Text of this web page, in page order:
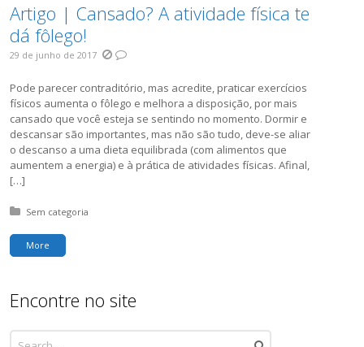
Artigo | Cansado? A atividade física te
dá fôlego!
29 de junho de 2017
Pode parecer contraditório, mas acredite, praticar exercícios
físicos aumenta o fôlego e melhora a disposição, por mais
cansado que você esteja se sentindo no momento. Dormir e
descansar são importantes, mas não são tudo, deve-se aliar
o descanso a uma dieta equilibrada (com alimentos que
aumentem a energia) e à prática de atividades físicas. Afinal,
[…]
Posted in:
Sem categoria
More
Encontre no site